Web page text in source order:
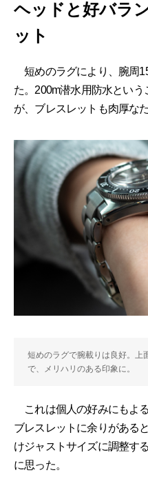
ヘッドと好バラ
ット
短めのラグにより、腕周
た。200m潜水用防水とい
が、ブレスレットも肉厚な
短めのラグで腕載りは良好。上
で、メリハリのある印象に。
これは個人の好みにもよ
ブレスレットに余りがある
けジャストサイズに調整す
に思った。